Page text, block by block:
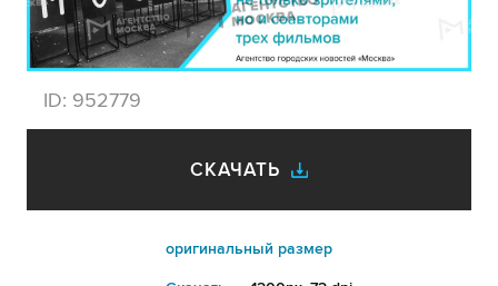
ID: 952779
СКАЧАТЬ
оригинальный размер